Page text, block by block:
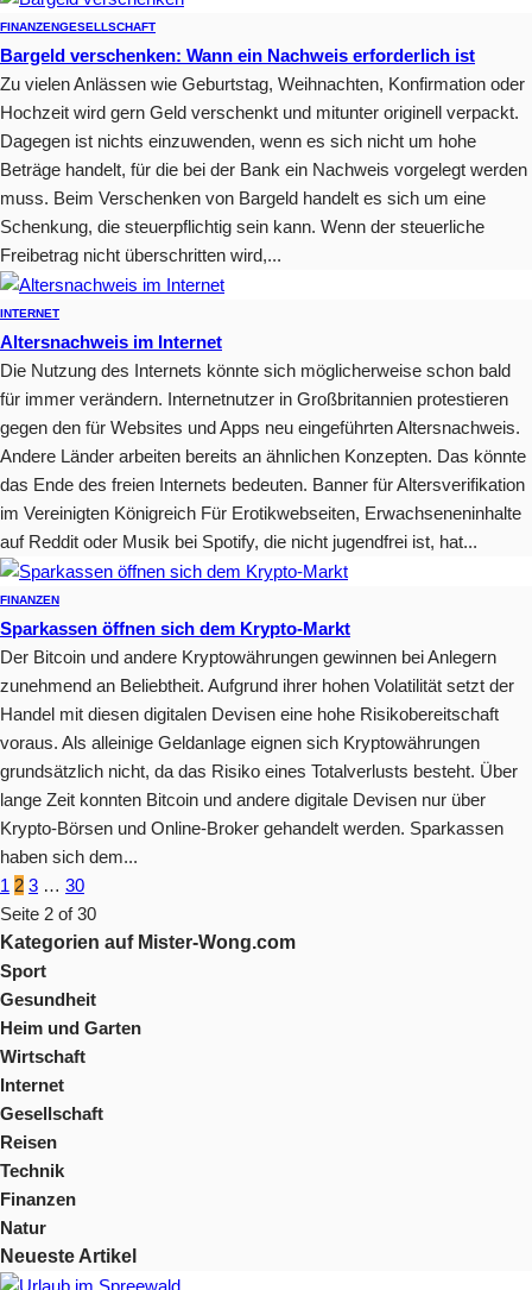
FINANZENGESELLSCHAFT
Bargeld verschenken: Wann ein Nachweis erforderlich ist
Zu vielen Anlässen wie Geburtstag, Weihnachten, Konfirmation oder
Hochzeit wird gern Geld verschenkt und mitunter originell verpackt.
Dagegen ist nichts einzuwenden, wenn es sich nicht um hohe
Beträge handelt, für die bei der Bank ein Nachweis vorgelegt werden
muss. Beim Verschenken von Bargeld handelt es sich um eine
Schenkung, die steuerpflichtig sein kann. Wenn der steuerliche
Freibetrag nicht überschritten wird,...
INTERNET
Altersnachweis im Internet
Die Nutzung des Internets könnte sich möglicherweise schon bald
für immer verändern. Internetnutzer in Großbritannien protestieren
gegen den für Websites und Apps neu eingeführten Altersnachweis.
Andere Länder arbeiten bereits an ähnlichen Konzepten. Das könnte
das Ende des freien Internets bedeuten. Banner für Altersverifikation
im Vereinigten Königreich Für Erotikwebseiten, Erwachseneninhalte
auf Reddit oder Musik bei Spotify, die nicht jugendfrei ist, hat...
FINANZEN
Sparkassen öffnen sich dem Krypto-Markt
Der Bitcoin und andere Kryptowährungen gewinnen bei Anlegern
zunehmend an Beliebtheit. Aufgrund ihrer hohen Volatilität setzt der
Handel mit diesen digitalen Devisen eine hohe Risikobereitschaft
voraus. Als alleinige Geldanlage eignen sich Kryptowährungen
grundsätzlich nicht, da das Risiko eines Totalverlusts besteht. Über
lange Zeit konnten Bitcoin und andere digitale Devisen nur über
Krypto-Börsen und Online-Broker gehandelt werden. Sparkassen
haben sich dem...
1 2 3 … 30
Seite 2 of 30
Kategorien auf Mister-Wong.com
Sport
Gesundheit
Heim und Garten
Wirtschaft
Internet
Gesellschaft
Reisen
Technik
Finanzen
Natur
Neueste Artikel